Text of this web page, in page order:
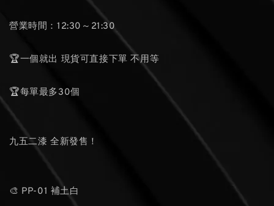
營業時間：12:30～21:30
🏆一個就出 現貨可直接下單 不用等
🏆每單最多30個
九五二漆 全新發售！
🎨 PP-01 補土白